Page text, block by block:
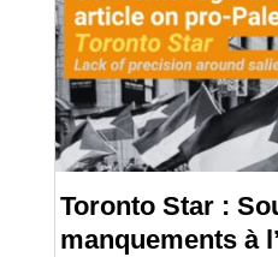
Toronto Star :
manquements à